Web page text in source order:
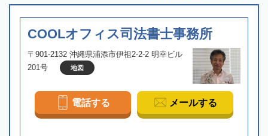
COOLオフィス司法書士事務所
〒901-2132 沖縄県浦添市伊祖2-2-2 明幸ビル
201号
地図
電話する メールする